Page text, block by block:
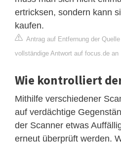
ertricksen, sondern kann
kaufen.
Antrag auf Entfernung der Quelle
vollständige Antwort auf focus.de an
Wie kontrolliert
Mithilfe verschiedener
auf verdächtige
der Scanner etwas
erneut überprüft werden.